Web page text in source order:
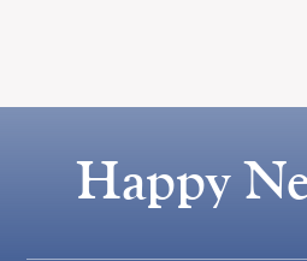
Happy